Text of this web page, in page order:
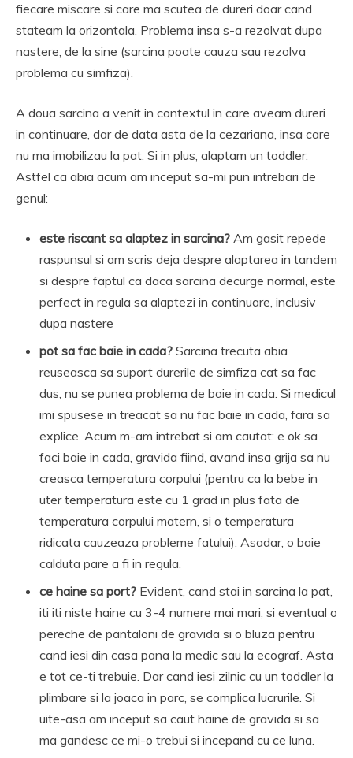
fiecare miscare si care ma scutea de dureri doar cand
stateam la orizontala. Problema insa s-a rezolvat dupa
nastere, de la sine (sarcina poate cauza sau rezolva
problema cu simfiza).
A doua sarcina a venit in contextul in care aveam dureri
in continuare, dar de data asta de la cezariana, insa care
nu ma imobilizau la pat. Si in plus, alaptam un toddler.
Astfel ca abia acum am inceput sa-mi pun intrebari de
genul:
este riscant sa alaptez in sarcina? Am gasit repede
raspunsul si am scris deja despre alaptarea in tandem
si despre faptul ca daca sarcina decurge normal, este
perfect in regula sa alaptezi in continuare, inclusiv
dupa nastere
pot sa fac baie in cada? Sarcina trecuta abia
reuseasca sa suport durerile de simfiza cat sa fac
dus, nu se punea problema de baie in cada. Si medicul
imi spusese in treacat sa nu fac baie in cada, fara sa
explice. Acum m-am intrebat si am cautat: e ok sa
faci baie in cada, gravida fiind, avand insa grija sa nu
creasca temperatura corpului (pentru ca la bebe in
uter temperatura este cu 1 grad in plus fata de
temperatura corpului matern, si o temperatura
ridicata cauzeaza probleme fatului). Asadar, o baie
calduta pare a fi in regula.
ce haine sa port? Evident, cand stai in sarcina la pat,
iti iti niste haine cu 3-4 numere mai mari, si eventual o
pereche de pantaloni de gravida si o bluza pentru
cand iesi din casa pana la medic sau la ecograf. Asta
e tot ce-ti trebuie. Dar cand iesi zilnic cu un toddler la
plimbare si la joaca in parc, se complica lucrurile. Si
uite-asa am inceput sa caut haine de gravida si sa
ma gandesc ce mi-o trebui si incepand cu ce luna.